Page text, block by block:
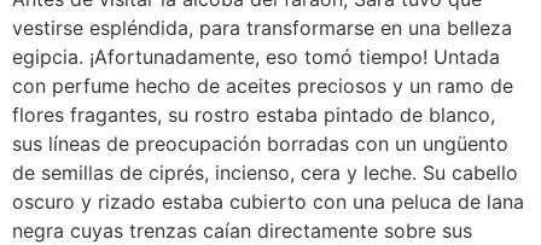
vestirse espléndida, para transformarse en una belleza
egipcia. ¡Afortunadamente, eso tomó tiempo! Untada
con perfume hecho de aceites preciosos y un ramo de
flores fragantes, su rostro estaba pintado de blanco,
sus líneas de preocupación borradas con un ungüento
de semillas de ciprés, incienso, cera y leche. Su cabello
oscuro y rizado estaba cubierto con una peluca de lana
negra cuyas trenzas caían directamente sobre sus